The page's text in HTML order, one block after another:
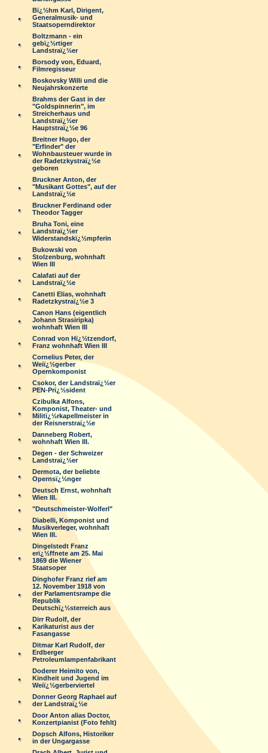
Bï¿½hm Karl, Dirigent,
Generalmusik- und
Staatsoperndirektor
Boltzmann - ein
gebï¿½rtiger
Landstraï¿½er
Borsody von, Eduard,
Filmregisseur
Boskovsky Willi und die
Neujahrskonzerte
Brahms der Gast in der
"Goldspinnerin", im
Streicherhaus und
Landstraï¿½er
Hauptstraï¿½e 96
Breitner Hugo, der
"Erfinder" der
Wohnbausteuer wurde in
der Radetzkystraï¿½e
geboren
Bruckner Anton, der
"Musikant Gottes", auf der
Landstraï¿½e
Bruckner Ferdinand oder
Theodor Tagger
Bruha Toni, eine
Landstraï¿½er
Widerstandskï¿½mpferin
Bukowski von
Stolzenburg, wohnhaft
Wien III
Calafati auf der
Landstraï¿½e
Canetti Elias, wohnhaft
Radetzkystraï¿½e 3
Canon Hans (eigentlich
Johann Strasiripka)
wohnhaft Wien III
Conrad von Hï¿½tzendorf,
Franz wohnhaft Wien III
Cornelius Peter, der
Weiï¿½gerber
Opernkomponist
Csokor, der Landstraï¿½er
PEN-Prï¿½sident
Czibulka Alfons,
Komponist, Theater- und
Militï¿½rkapellmeister in
der Reisnerstraï¿½e
Danneberg Robert,
wohnhaft Wien III.
Degen - der Schweizer
Landstraï¿½er
Dermota, der beliebte
Opernsï¿½nger
Deutsch Ernst, wohnhaft
Wien III.
"Deutschmeister-Wolferl"
Diabelli, Komponist und
Musikverleger, wohnhaft
Wien III.
Dingelstedt Franz
erï¿½ffnete am 25. Mai
1869 die Wiener
Staatsoper
Dinghofer Franz rief am
12. November 1918 von
der Parlamentsrampe die
Republik
Deutschï¿½sterreich aus
Dirr Rudolf, der
Karikaturist aus der
Fasangasse
Ditmar Karl Rudolf, der
Erdberger
Petroleumlampenfabrikant
Doderer Heimito von,
Kindheit und Jugend im
Weiï¿½gerberviertel
Donner Georg Raphael auf
der Landstraï¿½e
Door Anton alias Doctor,
Konzertpianist (Foto fehlt)
Dopsch Alfons, Historiker
in der Ungargasse